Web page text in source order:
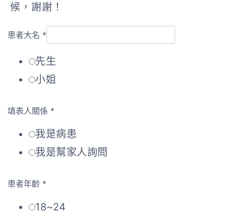
候，謝謝！
患者大名 *
先生
小姐
填表人關係 *
我是病患
我是幫家人詢問
患者年齡 *
18~24